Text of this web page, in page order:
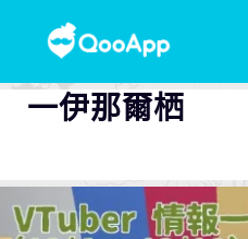
一伊那爾栖